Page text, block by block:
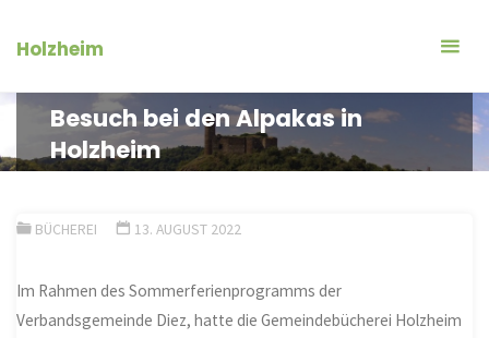
InhaltHolzheim
Besuch bei den Alpakas in
Holzheim
BÜCHEREI 13. AUGUST 2022
Im Rahmen des Sommerferienprogramms der
Verbandsgemeinde Diez, hatte die Gemeindebücherei Holzheim